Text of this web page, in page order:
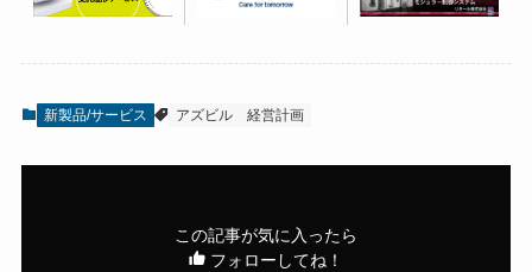
新製品/サービス アズビル 経営計画
この記事が気に入ったら
フォローしてね！